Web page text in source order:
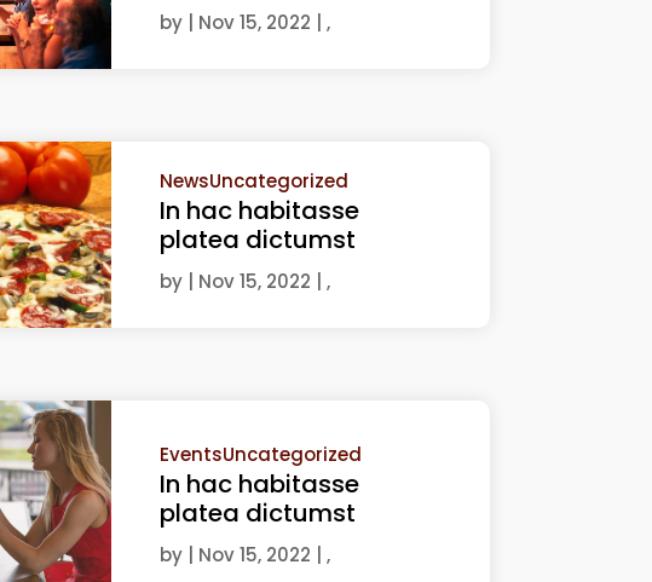
by Nov 15, 2022 | ,
NewsUncategorized
In hac habitasse
platea dictumst
by Nov 15, 2022 | ,
EventsUncategorized
In hac habitasse
platea dictumst
by Nov 15, 2022 | ,